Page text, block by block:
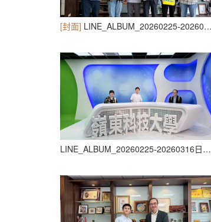
[封面] LINE_ALBUM_20260225-20260316日本札幌國際大學來訪短期交流_260303_39
LINE_ALBUM_20260225-20260316日本札幌國際大學來訪短期交流_260303_38